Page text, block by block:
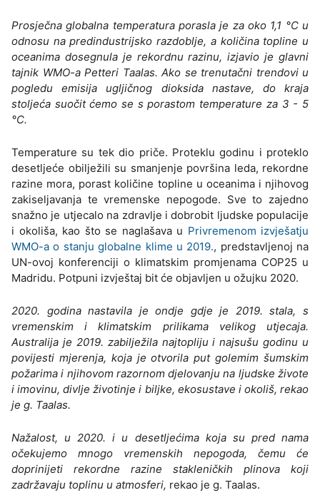
Prosječna globalna temperatura porasla je za oko 1,1 °C u
odnosu na predindustrijsko razdoblje, a količina topline u
oceanima dosegnula je rekordnu razinu, izjavio je glavni
tajnik WMO-a Petteri Taalas. Ako se trenutačni trendovi u
pogledu emisija ugljičnog dioksida nastave, do kraja
stoljeća suočit ćemo se s porastom temperature za 3 - 5
°C.
Temperature su tek dio priče. Proteklu godinu i proteklo
desetljeće obilježili su smanjenje površina leda, rekordne
razine mora, porast količine topline u oceanima i njihovog
zakiseljavanja te vremenske nepogode. Sve to zajedno
snažno je utjecalo na zdravlje i dobrobit ljudske populacije
i okoliša, kao što se naglašava u Privremenom izvješatju
WMO-a o stanju globalne klime u 2019., predstavljenoj na
UN-ovoj konferenciji o klimatskim promjenama COP25 u
Madridu. Potpuni izvještaj bit će objavljen u ožujku 2020.
2020. godina nastavila je ondje gdje je 2019. stala, s
vremenskim i klimatskim prilikama velikog utjecaja.
Australija je 2019. zabilježila najtopliju i najsušu godinu u
povijesti mjerenja, koja je otvorila put golemim šumskim
požarima i njihovom razornom djelovanju na ljudske živote
i imovinu, divlje životinje i biljke, ekosustave i okoliš, rekao
je g. Taalas.
Nažalost, u 2020. i u desetljećima koja su pred nama
očekujemo mnogo vremenskih nepogoda, čemu će
doprinijeti rekordne razine stakleničkih plinova koji
zadržavaju toplinu u atmosferi, rekao je g. Taalas.